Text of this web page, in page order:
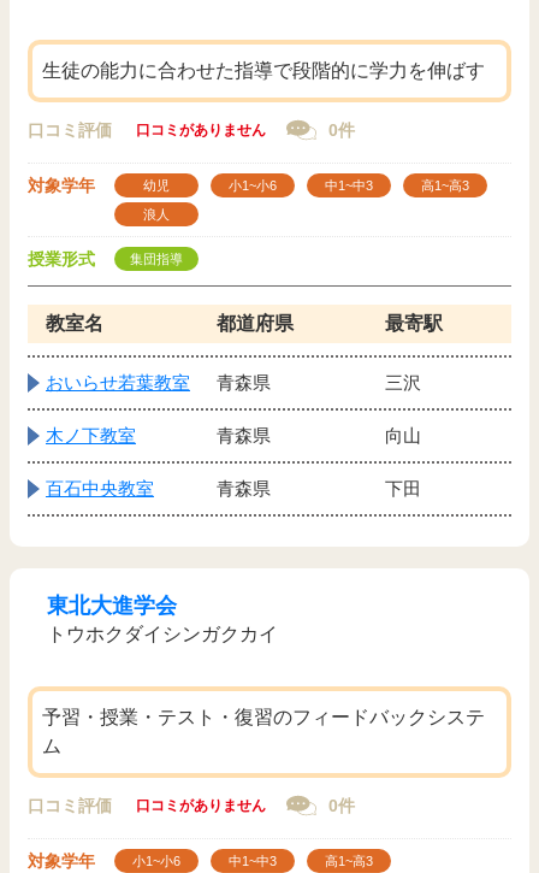
生徒の能力に合わせた指導で段階的に学力を伸ばす
口コミ評価 口コミがありません 0件
対象学年 幼児 小1~小6 中1~中3
高1~高3
浪人
授業形式 集団指導
教室名 都道府県 最寄駅
おいらせ若葉教室 青森県 三沢
木ノ下教室 青森県 向山
百石中央教室 青森県 下田
東北大進学会
トウホクダイシンガクカイ
予習・授業・テスト・復習のフィードバックシステ
ム
口コミ評価 口コミがありません 0件
対象学年 小1~小6 中1~中3 高1~高3